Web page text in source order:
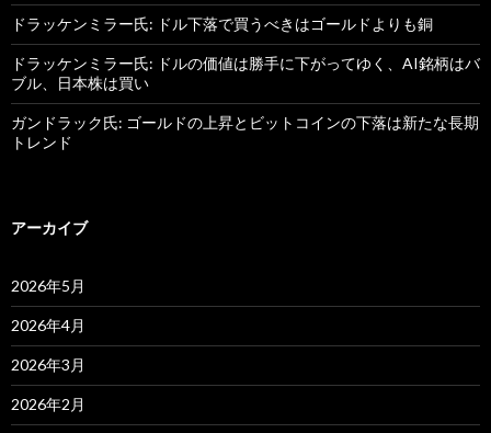
ドラッケンミラー氏: ドル下落で買うべきはゴールドよりも銅
ドラッケンミラー氏: ドルの価値は勝手に下がってゆく、AI銘柄はバ
ブル、日本株は買い
ガンドラック氏: ゴールドの上昇とビットコインの下落は新たな長期
トレンド
アーカイブ
2026年5月
2026年4月
2026年3月
2026年2月